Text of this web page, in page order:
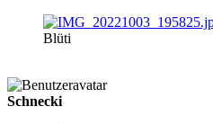
Blüti
Schnecki